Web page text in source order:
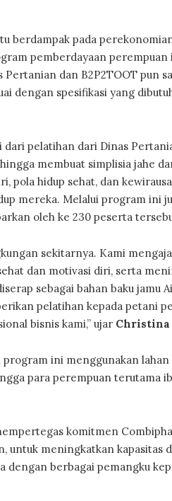
berdampak pada
pemberdayaan
dan B2P2TOOT pun
dengan spesifikasi yang
pelatihan dari Dinas
membuat simplisia jahe
pola hidup sehat, dan
mereka. Melalui program ini
oleh ke 230 peserta
sekitarnya. Kami
dan motivasi diri, serta
sebagai bahan baku jamu
pelatihan kepada petani
bisnis kami,” ujar Christina
ini menggunakan
para perempuan terutama
komitmen
untuk meningkatkan kapasitas
dengan berbagai pemangku